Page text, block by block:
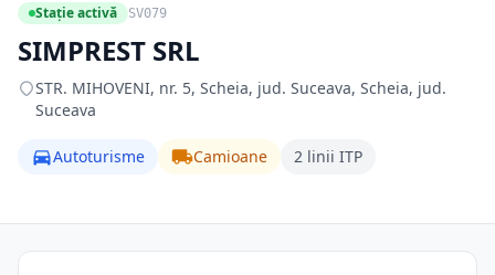
Stație activă SV079
SIMPREST SRL
STR. MIHOVENI, nr. 5, Scheia, jud. Suceava, Scheia, jud.
Suceava
Autoturisme Camioane 2 linii ITP